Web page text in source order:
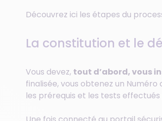
Découvrez ici les étapes du
La constitution et le
Vous devez, tout d’abord, vous
finalisée, vous obtenez un Numéro
les prérequis et les tests